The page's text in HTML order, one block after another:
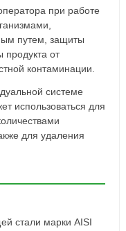
при работе
путем, защиты
от
контаминации.
системе
использоваться для
для удаления
стали марки AISI